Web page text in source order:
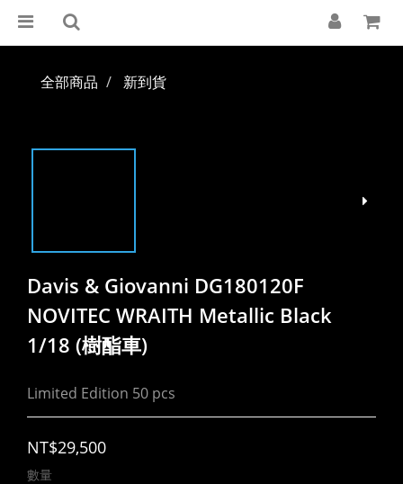
全部商品 新到貨
Davis & Giovanni DG180120F
NOVITEC WRAITH Metallic Black
1/18 (樹酯車)
Limited Edition 50 pcs
NT$29,500
數量